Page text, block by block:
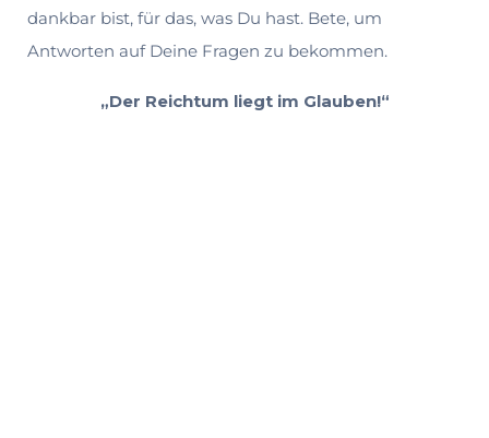
dankbar bist, für das, was Du hast. Bete, um
Antworten auf Deine Fragen zu bekommen.
„Der Reichtum liegt im Glauben!“